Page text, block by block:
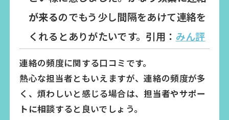
が来るのでもう少し間隔をあけて連絡を
くれるとありがたいです。引用： みん評
連絡の頻度に関する口コミです。
熱心な担当者ともいえますが、連絡の頻度が多
く、煩わしいと感じる場合は、担当者やサポー
トに相談すると良いでしょう。